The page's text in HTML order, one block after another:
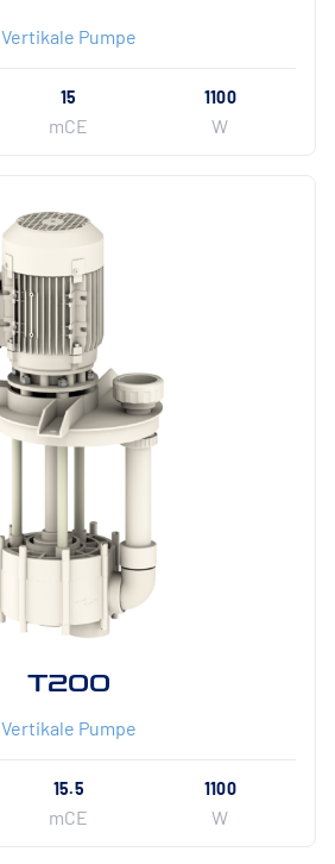
Vertikale Pumpe
15
mCE
1100
W
T200
Vertikale Pumpe
15.5
mCE
1100
W